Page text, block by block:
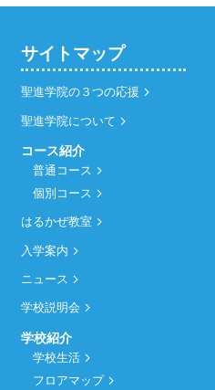
ス
ッ
プ
サイトマップ
聖進学院の３つの応援
聖進学院について
コース紹介
普通コース
個別コース
はるかぜ教室
入学案内
ニュース
学校説明会
学校紹介
学校生活
フロアマップ